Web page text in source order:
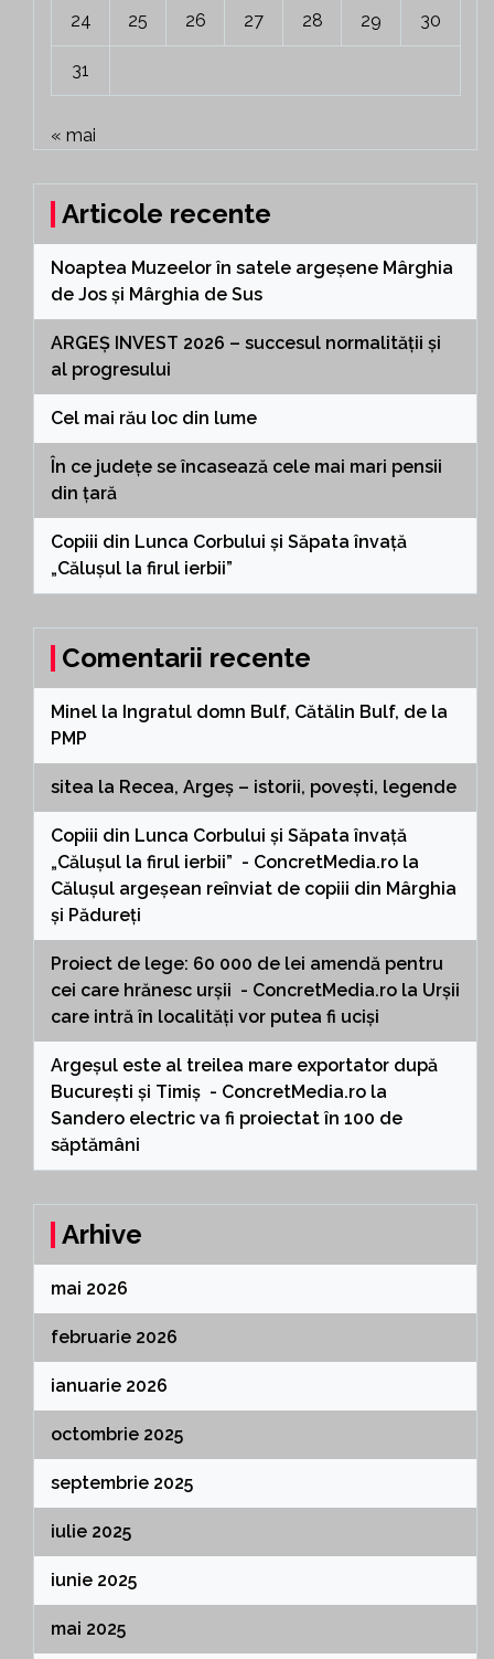
24 25 26 27 28 29 30
31
« mai
Articole recente
Noaptea Muzeelor în satele argeșene Mârghia
de Jos și Mârghia de Sus
ARGEȘ INVEST 2026 – succesul normalității și
al progresului
Cel mai rău loc din lume
În ce județe se încasează cele mai mari pensii
din țară
Copiii din Lunca Corbului și Săpata învață
„Călușul la firul ierbii”
Comentarii recente
Minel la Ingratul domn Bulf, Cătălin Bulf, de la
PMP
sitea la Recea, Argeș – istorii, povești, legende
Copiii din Lunca Corbului și Săpata învață
„Călușul la firul ierbii” - ConcretMedia.ro la
Călușul argeșean reînviat de copiii din Mârghia
și Pădureți
Proiect de lege: 60 000 de lei amendă pentru
cei care hrănesc urșii - ConcretMedia.ro la Urșii
care intră în localități vor putea fi uciși
Argeșul este al treilea mare exportator după
București și Timiș - ConcretMedia.ro la
Sandero electric va fi proiectat în 100 de
săptămâni
Arhive
mai 2026
februarie 2026
ianuarie 2026
octombrie 2025
septembrie 2025
iulie 2025
iunie 2025
mai 2025